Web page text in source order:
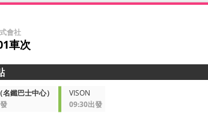
會社
車次
鐵巴士中心）
VISON
09:30出發